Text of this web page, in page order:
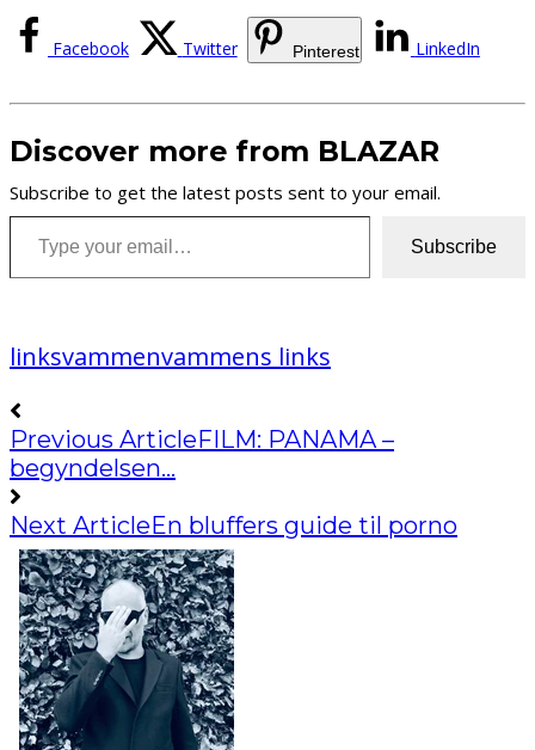
Facebook Twitter Pinterest LinkedIn
Discover more from BLAZAR
Subscribe to get the latest posts sent to your email.
Type your email…
Subscribe
linksvammenvammens links
Previous Article FILM: PANAMA –
begyndelsen…
Next Article En bluffers guide til porno